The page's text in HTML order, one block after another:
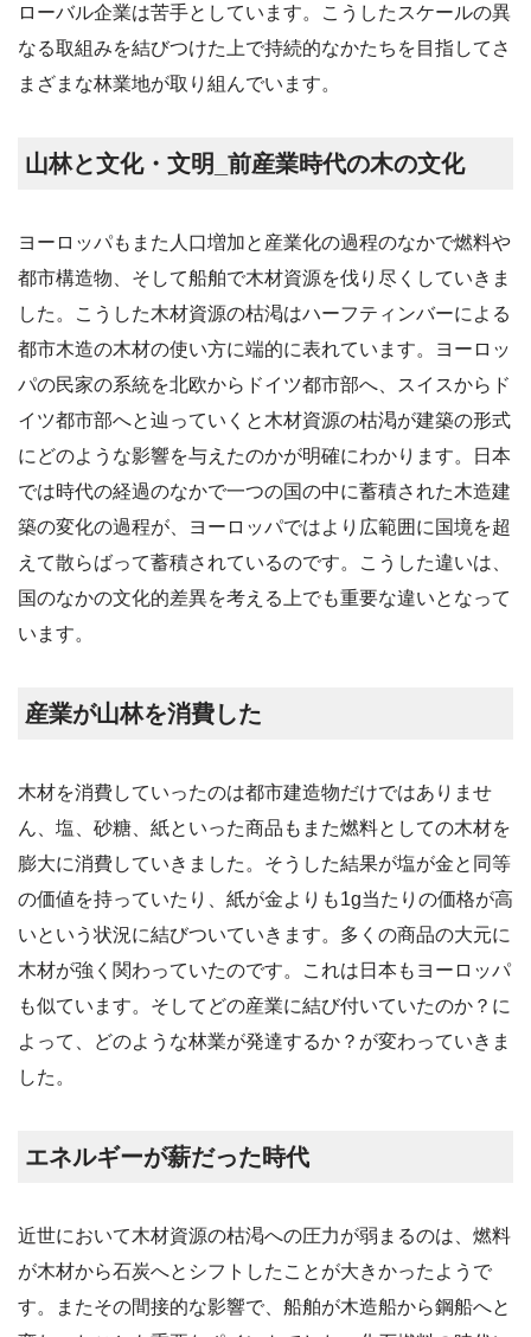
ローバル企業は苦手としています。こうしたスケールの異
なる取組みを結びつけた上で持続的なかたちを目指してさ
まざまな林業地が取り組んでいます。
山林と文化・文明_前産業時代の木の文化
ヨーロッパもまた人口増加と産業化の過程のなかで燃料や
都市構造物、そして船舶で木材資源を伐り尽くしていきま
した。こうした木材資源の枯渇はハーフティンバーによる
都市木造の木材の使い方に端的に表れています。ヨーロッ
パの民家の系統を北欧からドイツ都市部へ、スイスからド
イツ都市部へと辿っていくと木材資源の枯渇が建築の形式
にどのような影響を与えたのかが明確にわかります。日本
では時代の経過のなかで一つの国の中に蓄積された木造建
築の変化の過程が、ヨーロッパではより広範囲に国境を超
えて散らばって蓄積されているのです。こうした違いは、
国のなかの文化的差異を考える上でも重要な違いとなって
います。
産業が山林を消費した
木材を消費していったのは都市建造物だけではありませ
ん、塩、砂糖、紙といった商品もまた燃料としての木材を
膨大に消費していきました。そうした結果が塩が金と同等
の価値を持っていたり、紙が金よりも1g当たりの価格が高
いという状況に結びついていきます。多くの商品の大元に
木材が強く関わっていたのです。これは日本もヨーロッパ
も似ています。そしてどの産業に結び付いていたのか？に
よって、どのような林業が発達するか？が変わっていきま
した。
エネルギーが薪だった時代
近世において木材資源の枯渇への圧力が弱まるのは、燃料
が木材から石炭へとシフトしたことが大きかったようで
す。またその間接的な影響で、船舶が木造船から鋼船へと